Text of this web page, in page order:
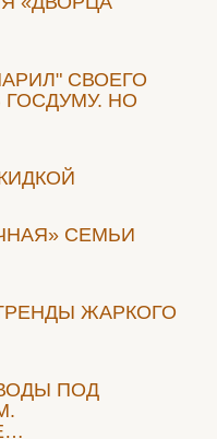
СВОЕГО
НО
СЕМЬИ
ЖАРКОГО
ПОД